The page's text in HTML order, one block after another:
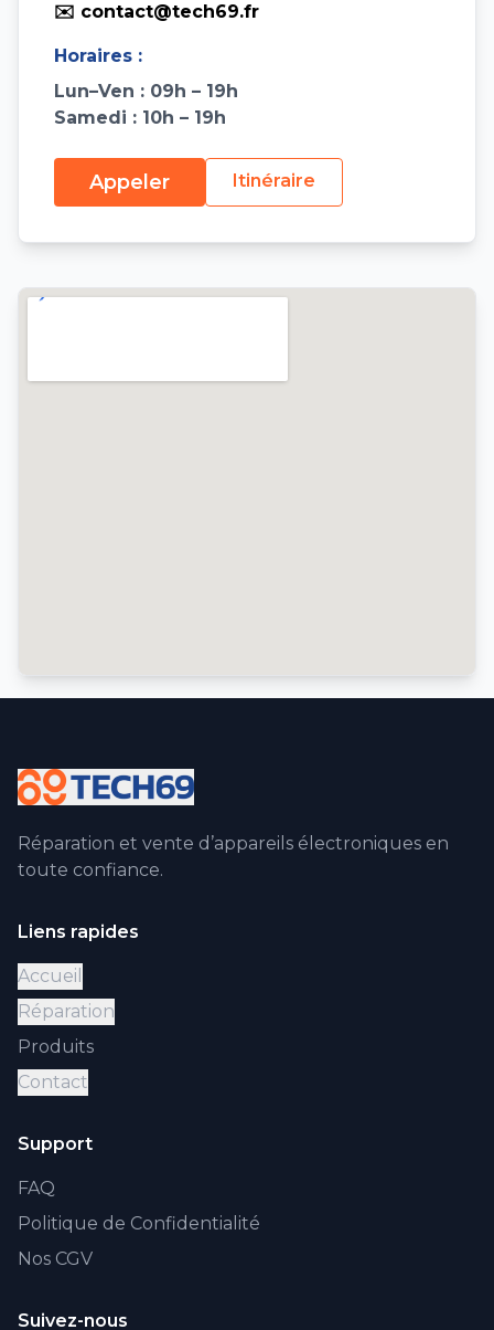
✉️ contact@tech69.fr
Horaires :
Lun–Ven : 09h – 19h
Samedi : 10h – 19h
Appeler Itinéraire
Réparation et vente d’appareils électroniques en
toute confiance.
Liens rapides
Accueil
Réparation
Produits
Contact
Support
FAQ
Politique de Confidentialité
Nos CGV
Suivez-nous